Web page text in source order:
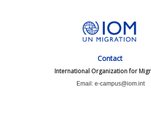
Contact
International Organization for
Email: e-campus@iom.int